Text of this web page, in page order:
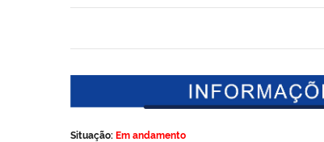
Situação: Em andamento